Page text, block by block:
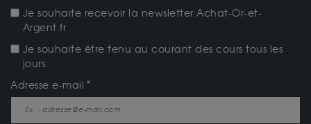
Je souhaite recevoir la newsletter Achat-Or-et-
Argent.fr
Je souhaite être tenu au courant des cours tous les
jours.
Adresse e-mail